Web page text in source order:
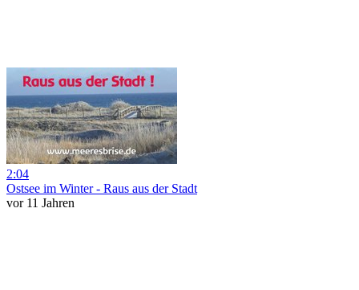
2:04
Ostsee im Winter - Raus aus der Stadt
vor 11 Jahren